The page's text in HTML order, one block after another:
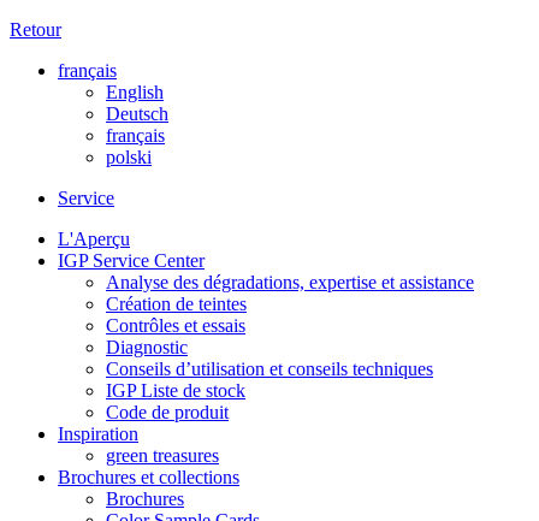
Retour
français
English
Deutsch
français
polski
Service
L'Aperçu
IGP Service Center
Analyse des dégradations, expertise et assistance
Création de teintes
Contrôles et essais
Diagnostic
Conseils d’utilisation et conseils techniques
IGP Liste de stock
Code de produit
Inspiration
green treasures
Brochures et collections
Brochures